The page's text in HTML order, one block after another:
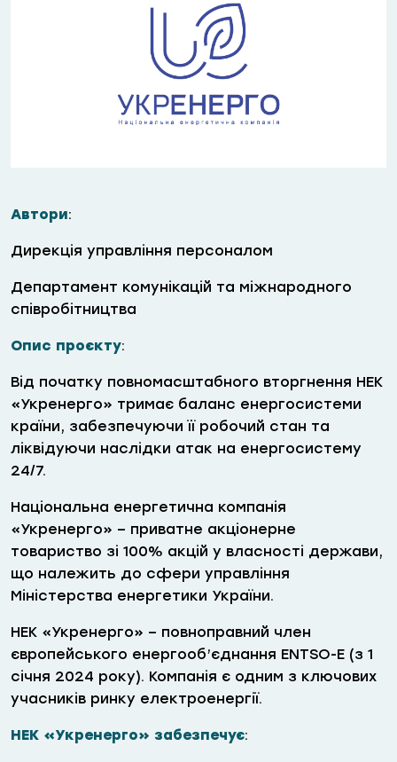
Автори:
Дирекція управління персоналом
Департамент комунікацій та міжнародного
співробітництва
Опис проєкту:
Від початку повномасштабного вторгнення НЕК
«Укренерго» тримає баланс енергосистеми
країни, забезпечуючи її робочий стан та
ліквідуючи наслідки атак на енергосистему
24/7.
Національна енергетична компанія
«Укренерго» – приватне акціонерне
товариство зі 100% акцій у власності держави,
що належить до сфери управління
Міністерства енергетики України.
НЕК «Укренерго» – повноправний член
європейського енергооб’єднання ENTSO-E (з 1
січня 2024 року). Компанія є одним з ключових
учасників ринку електроенергії.
НЕК «Укренерго» забезпечує: